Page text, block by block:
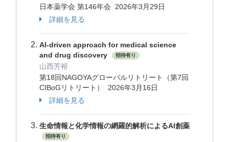
日本薬学会 第146年会 2026年3月29日
詳細を見る
AI-driven approach for medical science
and drug discovery
招待有り
山西芳裕
第18回NAGOYAグローバルリトリート（第7回
CIBoGリトリート） 2026年3月16日
詳細を見る
生命情報と化学情報の網羅的解析によるAI創薬
招待有り